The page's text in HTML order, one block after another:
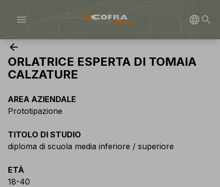
menu
arrow_back
ORLATRICE ESPERTA DI TOMAIA
CALZATURE
AREA AZIENDALE
Prototipazione
TITOLO DI STUDIO
diploma di scuola media inferiore / superiore
ETÀ
18-40